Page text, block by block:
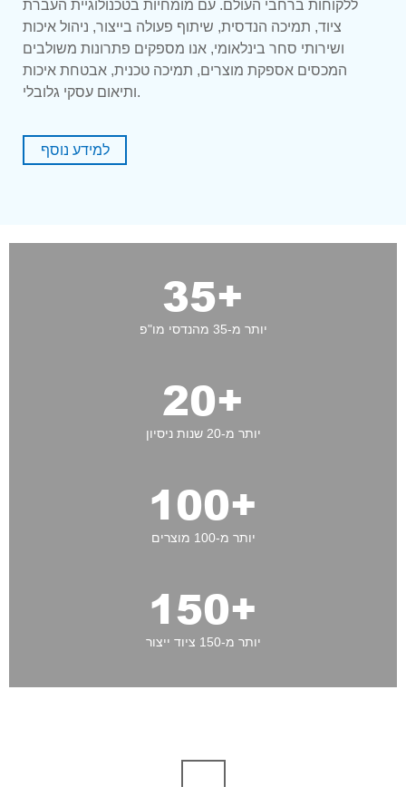
ללקוחות ברחבי העולם. עם מומחיות בטכנולוגיית העברת
ציוד, תמיכה הנדסית, שיתוף פעולה בייצור, ניהול איכות
ושירותי סחר בינלאומי, אנו מספקים פתרונות משולבים
המכסים אספקת מוצרים, תמיכה טכנית, אבטחת איכות
ותיאום עסקי גלובלי.
למידע נוסף
35+
יותר מ-35 מהנדסי מו"פ
20+
יותר מ-20 שנות ניסיון
100+
יותר מ-100 מוצרים
150+
יותר מ-150 ציוד ייצור